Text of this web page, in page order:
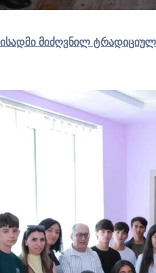
მიძღვნილ ტრადიციულ